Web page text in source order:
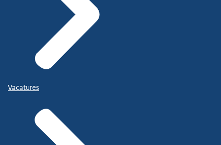
Vacatures